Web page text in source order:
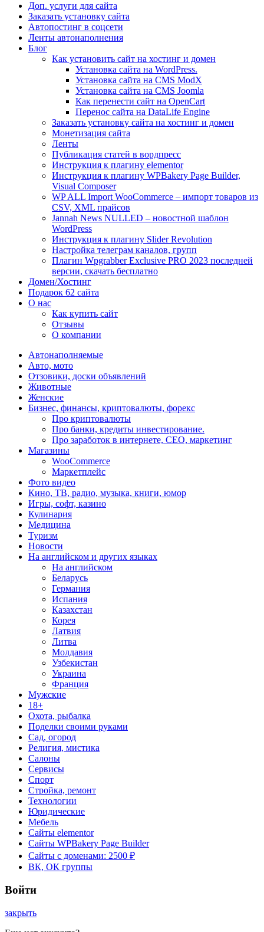
Доп. услуги для сайта
Заказать установку сайта
Автопостинг в соцсети
Ленты автонаполнения
Блог
Как установить сайт на хостинг и домен
Установка сайта на WordPress.
Установка сайта на CMS ModX
Установка сайта на CMS Joomla
Как перенести сайт на OpenCart
Перенос сайта на DataLife Engine
Заказать установку сайта на хостинг и домен
Монетизация сайта
Ленты
Публикация статей в вордпресс
Инструкция к плагину elementor
Инструкция к плагину WPBakery Page Builder,
Visual Composer
WP ALL Import WooCommerce – импорт товаров из
CSV, XML прайсов
Jannah News NULLED – новостной шаблон
WordPress
Инструкция к плагину Slider Revolution
Настройка телеграм каналов, групп
Плагин Wpgrabber Exclusive PRO 2023 последней
версии, скачать бесплатно
Домен/Хостинг
Подарок 62 сайта
О нас
Как купить сайт
Отзывы
О компании
Автонаполняемые
Авто, мото
Отзовики, доски объявлений
Животные
Женские
Бизнес, финансы, криптовалюты, форекс
Про криптовалюты
Про банки, кредиты инвестирование.
Про заработок в интернете, СЕО, маркетинг
Магазины
WooCommerce
Маркетплейс
Фото видео
Кино, ТВ, радио, музыка, книги, юмор
Игры, софт, казино
Кулинария
Медицина
Туризм
Новости
На английском и других языках
На английском
Беларусь
Германия
Испания
Казахстан
Корея
Латвия
Литва
Молдавия
Узбекистан
Украина
Франция
Мужские
18+
Охота, рыбалка
Поделки своими руками
Сад, огород
Религия, мистика
Салоны
Сервисы
Спорт
Стройка, ремонт
Технологии
Юридические
Мебель
Сайты elementor
Сайты WPBakery Page Builder
Сайты с доменами: 2500 ₽
ВК, ОК группы
Войти
закрыть